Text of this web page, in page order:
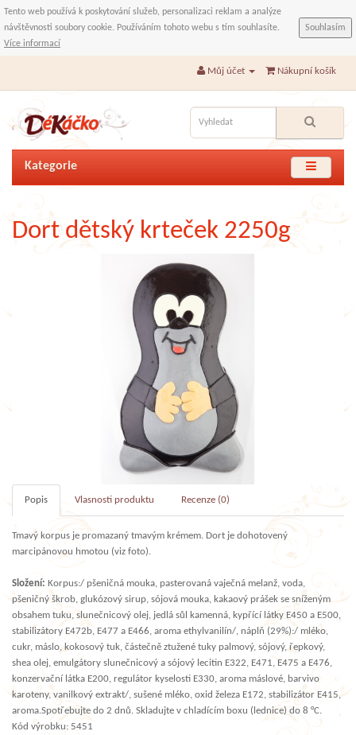
Tento web používá k poskytování služeb, personalizaci reklam a analýze
návštěvnosti soubory cookie. Používáním tohoto webu s tím souhlasíte.
Více informací
Souhlasím
Můj účet Nákupní košík
Kategorie
Dort dětský krteček 2250g
Popis Vlasnosti produktu Recenze (0)
Tmavý korpus je promazaný tmavým krémem. Dort je dohotovený
marcipánovou hmotou (viz foto).
Složení: Korpus:/ pšeničná mouka, pasterovaná vaječná melanž, voda,
pšeničný škrob, glukózový sirup, sójová mouka, kakaový prášek se sníženým
obsahem tuku, slunečnicový olej, jedlá sůl kamenná, kypřící látky E450 a E500,
stabilizátory E472b, E477 a E466, aroma ethylvanilín/, náplň (29%):/ mléko,
cukr, máslo, kokosový tuk, částečně ztužené tuky palmový, sójový, řepkový,
shea olej, emulgátory slunečnicový a sójový lecitin E322, E471, E475 a E476,
konzervační látka E200, regulátor kyselosti E330, aroma máslové, barvivo
karoteny, vanilkový extrakt/, sušené mléko, oxid železa E172, stabilizátor E415,
aroma.Spotřebujte do 2 dnů. Skladujte v chladícím boxu (lednice) do 8 °C.
Kód výrobku: 5451